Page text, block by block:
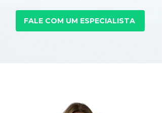
FALE COM UM ESPECIALISTA